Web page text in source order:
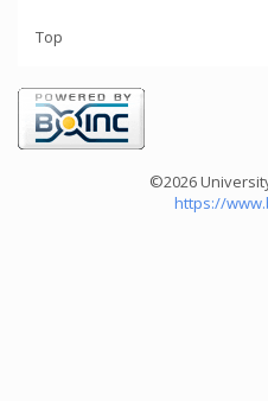
Top
©2026
https://